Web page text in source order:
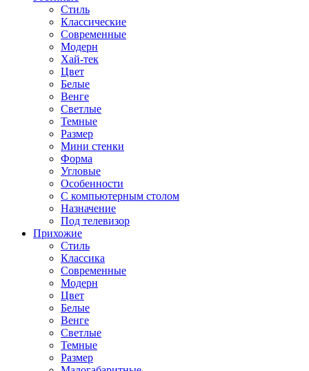
Стиль
Классические
Современные
Модерн
Хай-тек
Цвет
Белые
Венге
Светлые
Темные
Размер
Мини стенки
Форма
Угловые
Особенности
С компьютерным столом
Назначение
Под телевизор
Прихожие
Стиль
Классика
Современные
Модерн
Цвет
Белые
Венге
Светлые
Темные
Размер